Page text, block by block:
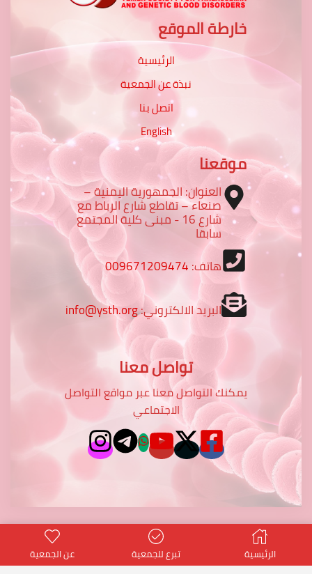
خارطة الموقع
الرئيسية
نبذة عن الجمعية
اتصل بنا
English
موقعنا
العنوان: الجمهورية اليمنية –
صنعاء – تقاطع شارع الرباط مع
شارع 16 - مبنى كلية المجتمع
سابقا
هاتف:009671209474
البريد الالكتروني:info@ysth.org
تواصل معنا
يمكنك التواصل معنا عبر مواقع التواصل
الاجتماعي
© Created by
potentialtop- Power PT Co.
الرئيسية تبرع للجمعية عن الجمعية